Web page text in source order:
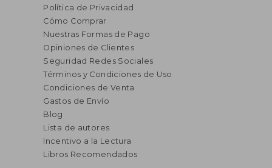
Política de Privacidad
Cómo Comprar
Nuestras Formas de Pago
Opiniones de Clientes
Seguridad Redes Sociales
Términos y Condiciones de Uso
Condiciones de Venta
Gastos de Envío
Blog
Lista de autores
Incentivo a la Lectura
Libros Recomendados